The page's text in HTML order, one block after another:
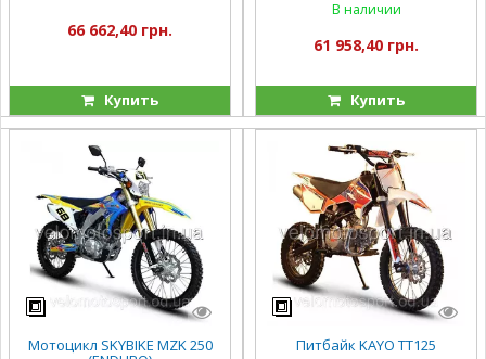
66 662,40 грн.
Купить
В наличии
61 958,40 грн.
Купить
Мотоцикл SKYBIKE MZK 250 Питбайк KAYO TT125